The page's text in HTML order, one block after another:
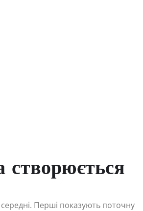
створюється
Перші показують поточну